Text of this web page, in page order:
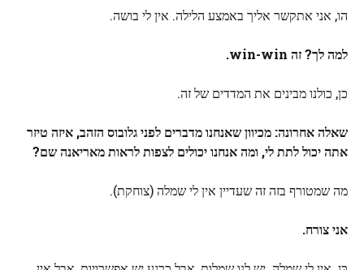
הו, אני אתקשר אליך באמצע הלילה. אין לי בושה.
למה לך? זה win-win.
כן, כולנו מבינים את המדדים של זה.
שאלה אחרונה: מכיוון שאנחנו מדברים לפני גלובוס הזהב, איזה טיזר
אתה יכול לתת לי, ומה אנחנו יכולים לצפות לראות מאריאנה שם?
מה שמטורף בזה זה שעדיין אין לי שמלה (צוחקת).
אני צורח.